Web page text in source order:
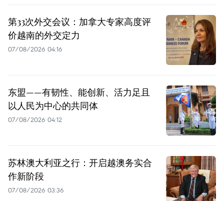
第33次外交会议：加拿大专家高度评
价越南的外交定力
07/08/2026 04:16
东盟——有韧性、能创新、活力足且
以人民为中心的共同体
07/08/2026 04:12
苏林澳大利亚之行：开启越澳务实合
作新阶段
07/08/2026 03:36